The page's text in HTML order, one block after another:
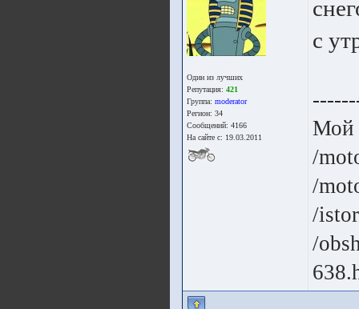
Один из лучших
Репутация: 421
Группа: moderator
Регион: 34
Сообщений: 4166
На сайте с: 19.03.2011
с
Мой
/
/
/
/